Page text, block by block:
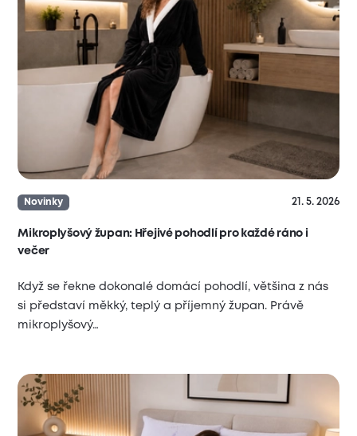
Novinky 21. 5. 2026
Mikroplyšový župan: Hřejivé pohodlí pro každé ráno i
večer
Když se řekne dokonalé domácí pohodlí, většina z nás
si představí měkký, teplý a příjemný župan. Právě
mikroplyšový…